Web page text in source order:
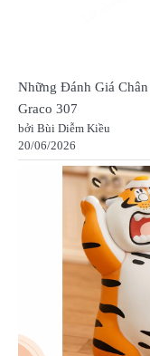
Những Đánh Giá
Graco 307
bởi Bùi Diễm Kiều
20/06/2026